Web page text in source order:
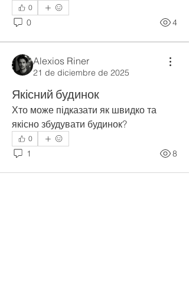
0
0 4
Alexios Riner
21 de diciembre de 2025
Якісний будинок
Хто може підказати як швидко та
якісно збудувати будинок?
0
1 8